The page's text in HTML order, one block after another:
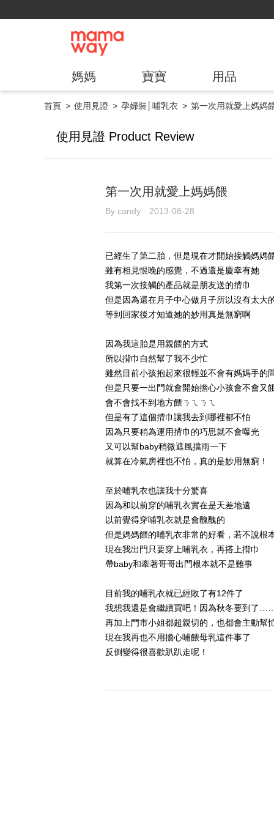
媽媽 寶寶 用品
首頁 使用見證 孕婦裝│哺乳衣 第一次用就愛上媽媽
使用見證 Product Review
第一次用就愛上媽媽餵
By candy 2013-08-28
已經生了第二胎，但是現在才開始接觸媽媽
雖有相見恨晚的感覺，不過還是慶幸有她
我第一次接觸的產品就是朋友送的揹巾
但是因為還在月子中心做月子所以沒有太大
等到回家後才知道她的妙用真是無窮啊
因為我這胎是用親餵的方式
所以揹巾自然幫了我不少忙
雖然目前小孩抱起來很輕並不會有媽媽手的
但是只要一出門就會開始擔心小孩會不會又
會不會找不到地方餵ㄋㄟㄋㄟ
但是有了這個揹巾讓我去到哪裡都不怕
因為只要稍為運用揹巾的巧思就不會曝光
又可以幫baby稍微遮風擋雨一下
就算在冷氣房裡也不怕，真的是妙用無窮！
至於哺乳衣也讓我十分驚喜
因為和以前穿的哺乳衣實在是天差地遠
以前覺得穿哺乳衣就是會醜醜的
但是媽媽餵的哺乳衣非常的好看，若不說根
現在我出門只要穿上哺乳衣，再搭上揹巾
帶baby和牽著哥哥出門根本就不是難事
目前我的哺乳衣就已經敗了有12件了
我想我還是會繼續買吧！因為秋冬要到了
再加上門市小姐都超親切的，也都會主動幫
現在我再也不用擔心哺餵母乳這件事了
反倒變得很喜歡趴趴走呢！